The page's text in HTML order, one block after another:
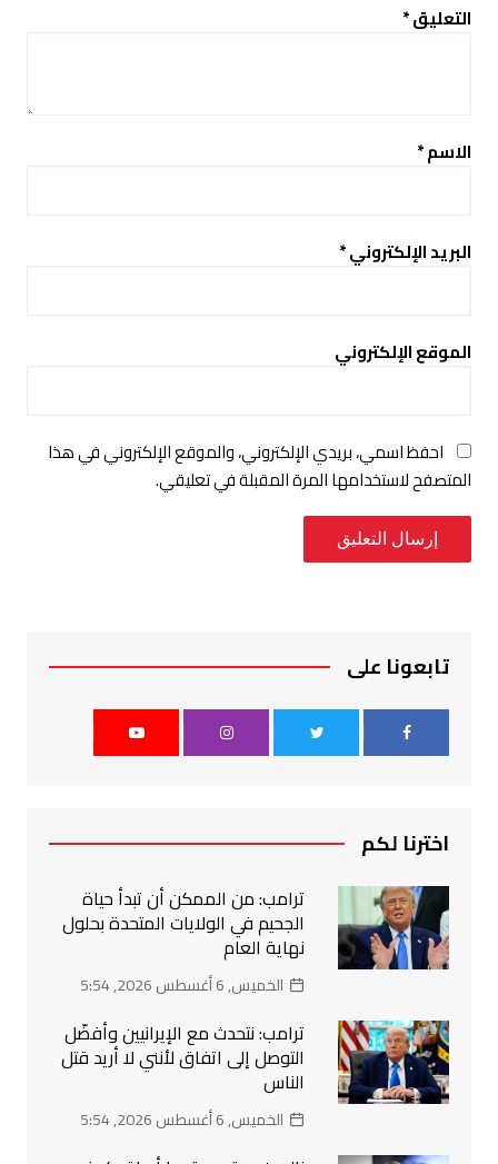
التعليق*
الاسم*
البريد الإلكتروني*
الموقع الإلكتروني
احفظ اسمي، بريدي الإلكتروني، والموقع الإلكتروني في هذا
المتصفح لاستخدامها المرة المقبلة في تعليقي.
تابعونا على
اخترنا لكم
ترامب: من الممكن أن تبدأ حياة
الجحيم في الولايات المتحدة بحلول
نهاية العام
الخميس, 6 أغسطس 2026, 5:54
ترامب: نتحدث مع الإيرانيين وأفضّل
التوصل إلى اتفاق لأنني لا أريد قتل
الناس
الخميس, 6 أغسطس 2026, 5:54